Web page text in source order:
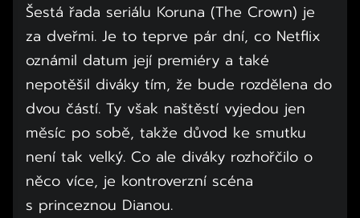
Šestá řada seriálu Koruna (The Crown) je
za dveřmi. Je to teprve pár dní, co Netflix
oznámil datum její premiéry a také
nepotěšil diváky tím, že bude rozdělena do
dvou částí. Ty však naštěstí vyjedou jen
měsíc po sobě, takže důvod ke smutku
není tak velký. Co ale diváky rozhořčilo o
něco více, je kontroverzní scéna
s princeznou Dianou.